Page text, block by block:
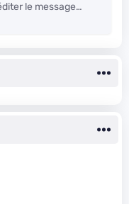
le message…